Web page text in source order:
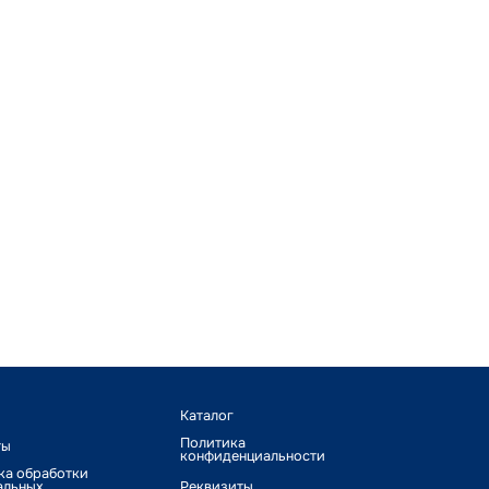
обработки
Каталог
Политика
конфиденциальности